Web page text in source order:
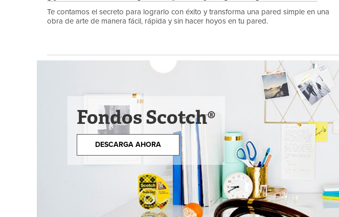
Te contamos el secreto para lograrlo con éxito y transforma una pared simple en una
obra de arte de manera fácil, rápida y sin hacer hoyos en tu pared.
Fondos Scotch®
DESCARGA AHORA